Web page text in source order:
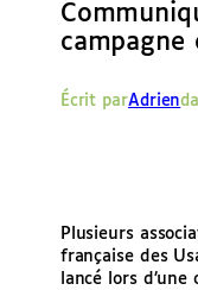
campagne
Écrit parAdrien
Plusieurs
française des
lancé lors